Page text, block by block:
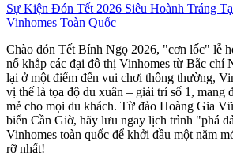
Sự Kiện Đón Tết 2026 Siêu Hoành Tráng
Vinhomes Toàn Quốc
Chào đón Tết Bính Ngọ 2026, "cơn lốc" lễ
nổ khắp các đại đô thị Vinhomes từ Bắc chí
lại ở một điểm đến vui chơi thông thường,
vị thế là tọa độ du xuân – giải trí số 1, mang
mẻ cho mọi du khách. Từ đảo Hoàng Gia
biển Cần Giờ, hãy lưu ngay lịch trình "phá
Vinhomes toàn quốc để khởi đầu một năm
rỡ nhất!